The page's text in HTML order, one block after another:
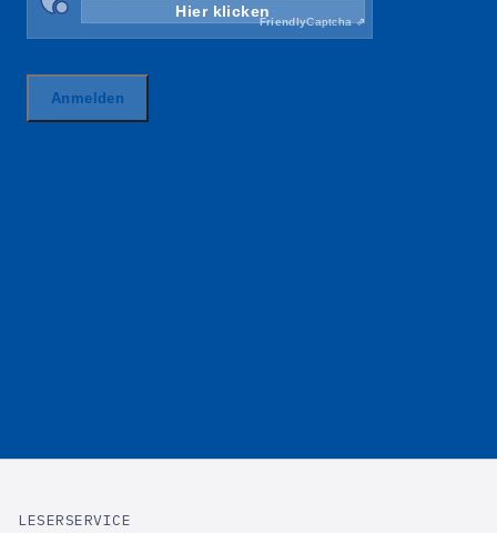
LESERSERVICE